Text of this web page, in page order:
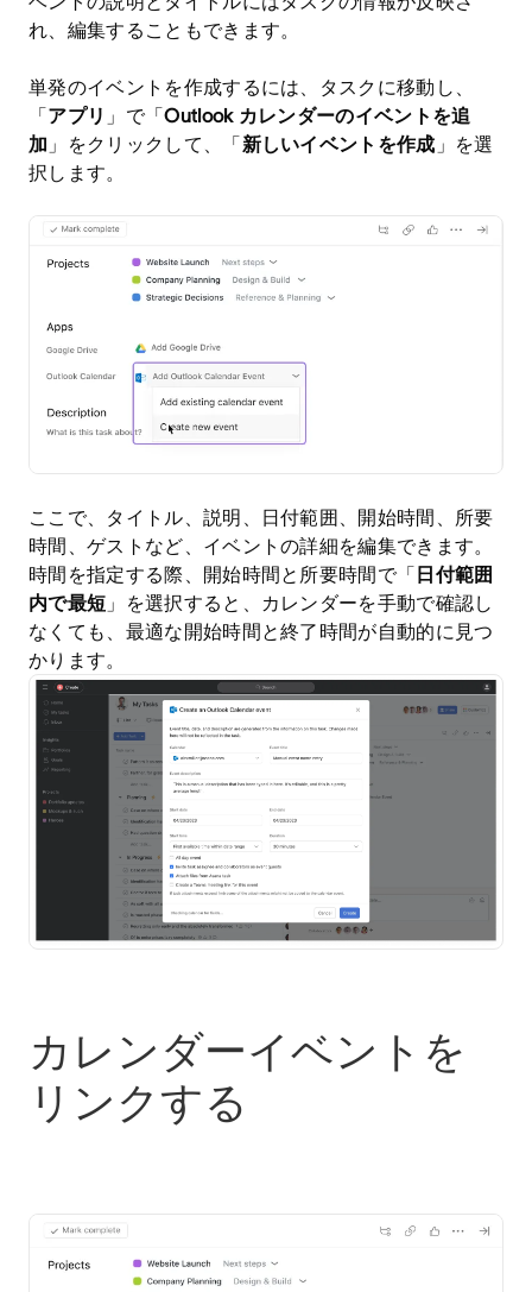
れ、編集することもできます。
単発のイベントを作成するには、タスクに移動し、
「アプリ 」で「Outlook カレンダーのイベントを追
加 」をクリックして、「新しいイベントを作成 」を選
択します。
ここで、タイトル、説明、日付範囲、開始時間、所要
時間、ゲストなど、イベントの詳細を編集できます。
時間を指定する際、開始時間と所要時間で「 日付範囲
内で最短 」を選択すると、カレンダーを手動で確認し
なくても、最適な開始時間と終了時間が自動的に見つ
かります。
カレンダーイベントを
リンクする